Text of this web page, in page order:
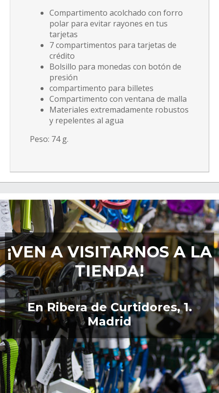
Compartimento acolchado con forro
polar para evitar rayones en tus
tarjetas
7 compartimentos para tarjetas de
crédito
Bolsillo para monedas con botón de
presión
compartimento para billetes
Compartimento con ventana de malla
Materiales extremadamente robustos
y repelentes al agua
Peso: 74 g.
¡VEN A VISITARNOS A LA
TIENDA!
En Ribera de Curtidores, 1.
Madrid